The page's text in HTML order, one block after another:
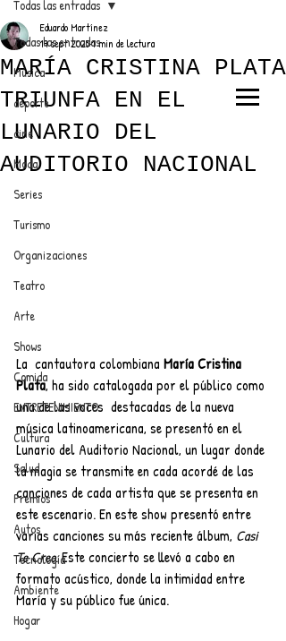
ANUNCIATE CON NOSOTROS
PARA MÁS INFORMACIÓN:
dinamicaseltrendytop@gmail.com
EL TRENDY TOP
CON EDDY MARTINEZ
Todas las entradas
Música
deporte
cine
Moda
Series
Turismo
Organizaciones
Teatro
Arte
Shows
Comida
ENTRETENIMIENTO
Cultura
Salud
Premios
Autos
Tecnología
Ambiente
Hogar
Todas las entradas
MARÍA CRISTINA PLATA
TRIUNFA EN EL
LUNARIO DEL
AUDITORIO NACIONAL
Eduardo Martínez
19 sept 20251 min de lectura
La  cantautora colombiana María Cristina
Plata, ha sido catalogada por el público como
una de las voces  destacadas de la nueva
música latinoamericana, se presentó en el
Lunario del Auditorio Nacional, un lugar donde
la magia se transmite en cada acordé de las
canciones de cada artista que se presenta en
este escenario. En este show presentó entre
varias canciones su más reciente álbum, Casi
Te Creo. Este concierto se llevó a cabo en
formato acústico, donde la intimidad entre
María y su público fue única.